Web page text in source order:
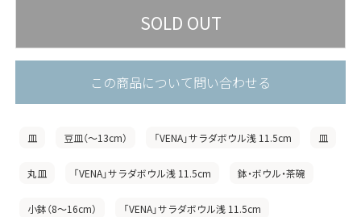
この商品について問い合わせる
皿 豆皿（〜13cm） 「VENA」サラダボウル浅 11.5cm 皿
丸皿 「VENA」サラダボウル浅 11.5cm 鉢・ボウル・茶碗
小鉢（8〜16cm） 「VENA」サラダボウル浅 11.5cm